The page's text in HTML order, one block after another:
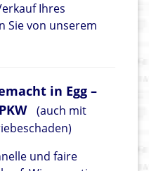
Ihres
Sie von unserem
in Egg –
(auch mit
und faire